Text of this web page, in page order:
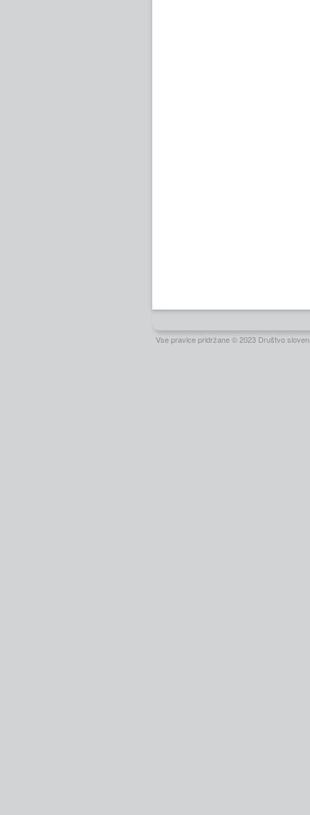
Vse pravice pridržane © 2023 Društvo